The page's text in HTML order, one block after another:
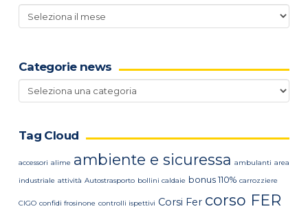
Archivio
news
Categorie news
Categorie
news
Tag Cloud
accessori alime ambiente e sicuressa ambulanti area
industriale attività Autostrasporto bollini caldaie bonus 110% carrozziere
CIGO confidi frosinone controlli ispettivi Corsi Fer corso FER